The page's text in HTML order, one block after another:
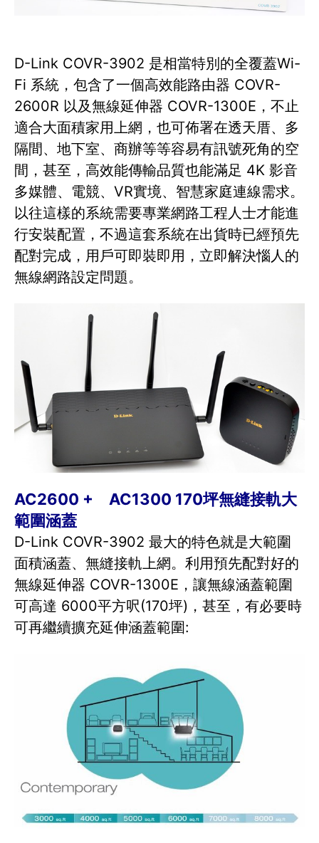
D-Link COVR-3902 是相當特別的全覆蓋Wi-
Fi 系統，包含了一個高效能路由器 COVR-
2600R 以及無線延伸器 COVR-1300E，不止
適合大面積家用上網，也可佈署在透天厝、多
隔間、地下室、商辦等等容易有訊號死角的空
間，甚至，高效能傳輸品質也能滿足 4K 影音
多媒體、電競、VR實境、智慧家庭連線需求。
以往這樣的系統需要專業網路工程人士才能進
行安裝配置，不過這套系統在出貨時已經預先
配對完成，用戶可即裝即用，立即解決惱人的
無線網路設定問題。
AC2600 + AC1300 170坪無縫接軌大
範圍涵蓋
D-Link COVR-3902 最大的特色就是大範圍
面積涵蓋、無縫接軌上網。利用預先配對好的
無線延伸器 COVR-1300E，讓無線涵蓋範圍
可高達 6000平方呎(170坪)，甚至，有必要時
可再繼續擴充延伸涵蓋範圍: